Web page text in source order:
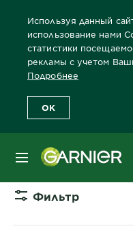
Используя данный
использование нами
статистики
рекламы с учетом
Подробнее
OK
МЕНЮ
Главная Защита от
Фильтр